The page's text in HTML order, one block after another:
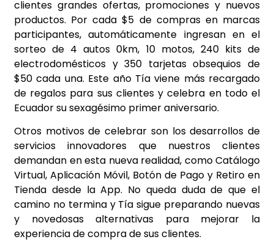
clientes grandes ofertas, promociones y nuevos
productos. Por cada $5 de compras en marcas
participantes, automáticamente ingresan en el
sorteo de 4 autos 0km, 10 motos, 240 kits de
electrodomésticos y 350 tarjetas obsequios de
$50 cada una. Este año Tía viene más recargado
de regalos para sus clientes y celebra en todo el
Ecuador su sexagésimo primer aniversario.
Otros motivos de celebrar son los desarrollos de
servicios innovadores que nuestros clientes
demandan en esta nueva realidad, como Catálogo
Virtual, Aplicación Móvil, Botón de Pago y Retiro en
Tienda desde la App. No queda duda de que el
camino no termina y Tía sigue preparando nuevas
y novedosas alternativas para mejorar la
experiencia de compra de sus clientes.